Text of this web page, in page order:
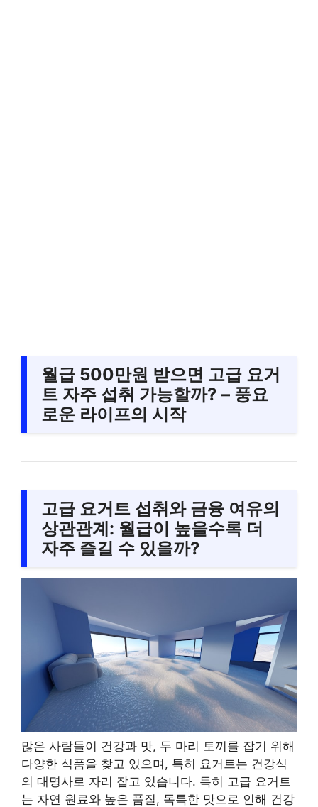
월급 500만원 받으면 고급 요거
트 자주 섭취 가능할까? – 풍요
로운 라이프의 시작
고급 요거트 섭취와 금융 여유의
상관관계: 월급이 높을수록 더
자주 즐길 수 있을까?
많은 사람들이 건강과 맛, 두 마리 토끼를 잡기 위해
다양한 식품을 찾고 있으며, 특히 요거트는 건강식
의 대명사로 자리 잡고 있습니다. 특히 고급 요거트
는 자연 원료와 높은 품질, 독특한 맛으로 인해 건강